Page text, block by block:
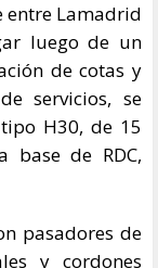
entre Lamadrid
luego de un
de cotas y
servicios, se
H30, de 15
base de RDC,
pasadores de
y cordones